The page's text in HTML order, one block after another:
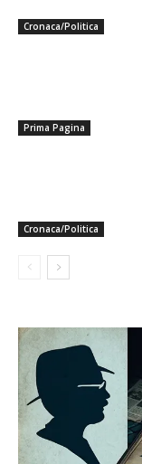
Cronaca/Politica
Prima Pagina
Cronaca/Politica